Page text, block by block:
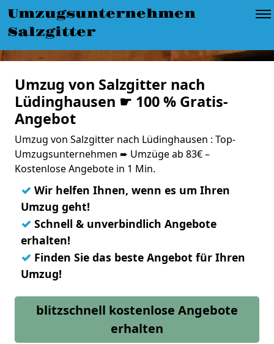
Umzugsunternehmen
Salzgitter
Umzug von Salzgitter nach
Lüdinghausen ☛ 100 % Gratis-
Angebot
Umzug von Salzgitter nach Lüdinghausen : Top-
Umzugsunternehmen ➨ Umzüge ab 83€ –
Kostenlose Angebote in 1 Min.
✓ Wir helfen Ihnen, wenn es um Ihren
Umzug geht!
✓ Schnell & unverbindlich Angebote
erhalten!
✓ Finden Sie das beste Angebot für Ihren
Umzug!
blitzschnell kostenlose Angebote
erhalten